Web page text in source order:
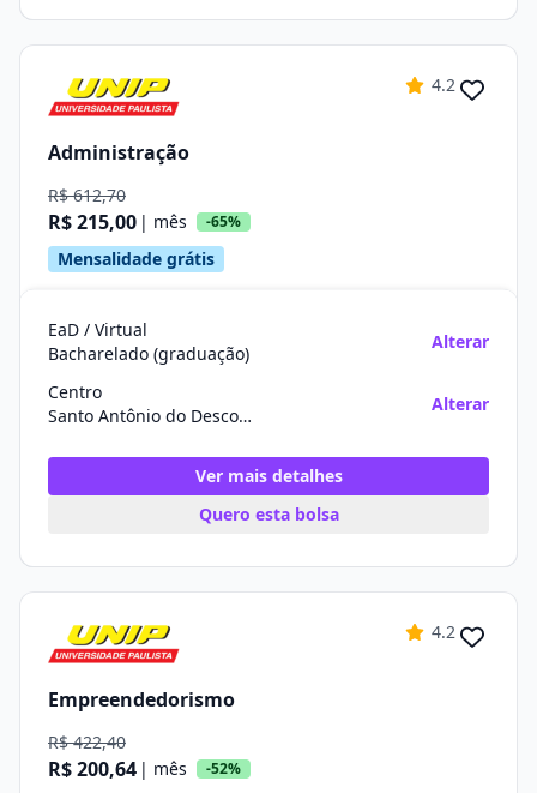
4.2
Administração
R$ 612,70
R$ 215,00 | mês -65%
Mensalidade grátis
EaD / Virtual
Bacharelado (graduação)
Alterar
Centro
Santo Antônio do Descoberto/GO
Alterar
Ver mais detalhes
Quero esta bolsa
4.2
Empreendedorismo
R$ 422,40
R$ 200,64 | mês -52%